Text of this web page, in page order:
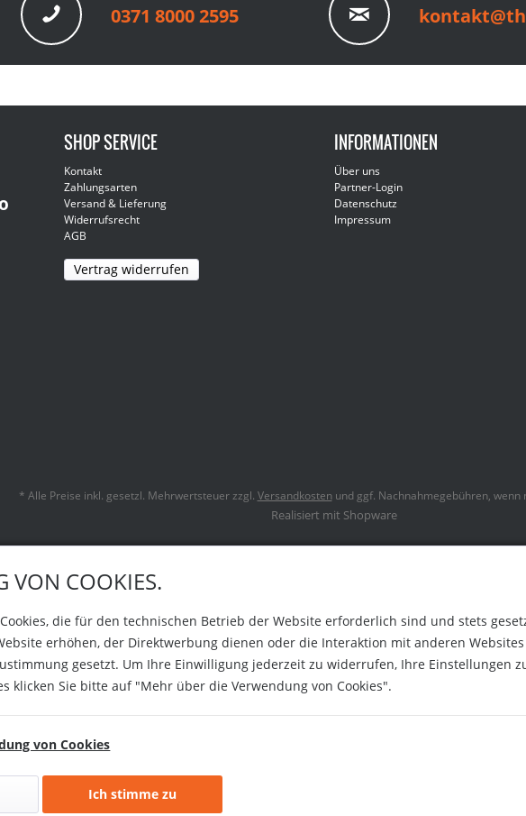
0371 8000 2595
SHOP SERVICE
Kontakt
Zahlungsarten
Versand & Lieferung
Widerrufsrecht
AGB
Vertrag widerrufen
INFORMATIONEN
Über uns
Partner-Login
Datenschutz
Impressum
* Alle Preise inkl. gesetzl. Mehrwertsteuer zzgl. Versandkostenund ggf. Nachnahmegebühren, wenn
Realisiert mit Shopware
VON COOKIES.
die für den technischen Betrieb der Website erforderlich sind und stets
erhöhen, der Direktwerbung dienen oder die Interaktion mit anderen
gesetzt. Um Ihre Einwilligung jederzeit zu widerrufen, Ihre Einstellungen
klicken Sie bitte auf "Mehr über die Verwendung von Cookies".
von Cookies
Ich stimme zu